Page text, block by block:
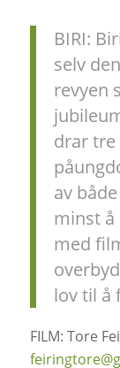
BIRI:
selv
revyen
drar tre
av
minst å
med
lov til å
FILM: Tore